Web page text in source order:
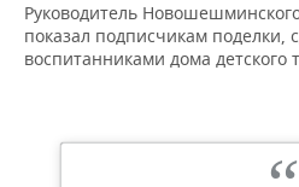
Руководитель
показал подписчикам поделки,
воспитанниками дома детского